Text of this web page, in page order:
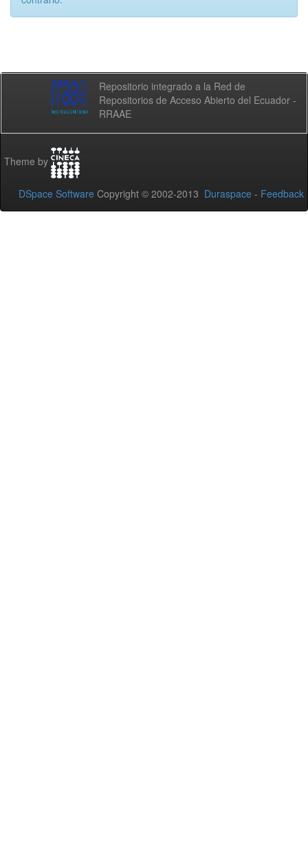
Repositorio integrado a la Red de
Repositorios de Acceso Abierto del Ecuador -
RRAAE
Theme by
DSpace Software Copyright © 2002-2013 Duraspace - Feedback